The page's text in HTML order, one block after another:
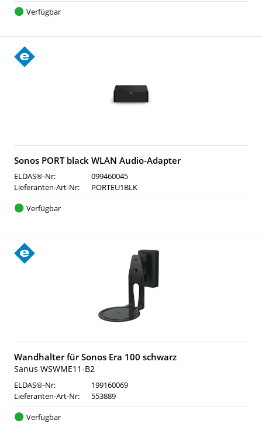
Verfügbar
Sonos PORT black WLAN Audio-Adapter
ELDAS®-Nr:
099460045
Lieferanten-Art-Nr:
PORTEU1BLK
Verfügbar
Wandhalter für Sonos Era 100 schwarz
Sanus WSWME11-B2
ELDAS®-Nr:
199160069
Lieferanten-Art-Nr:
553889
Verfügbar